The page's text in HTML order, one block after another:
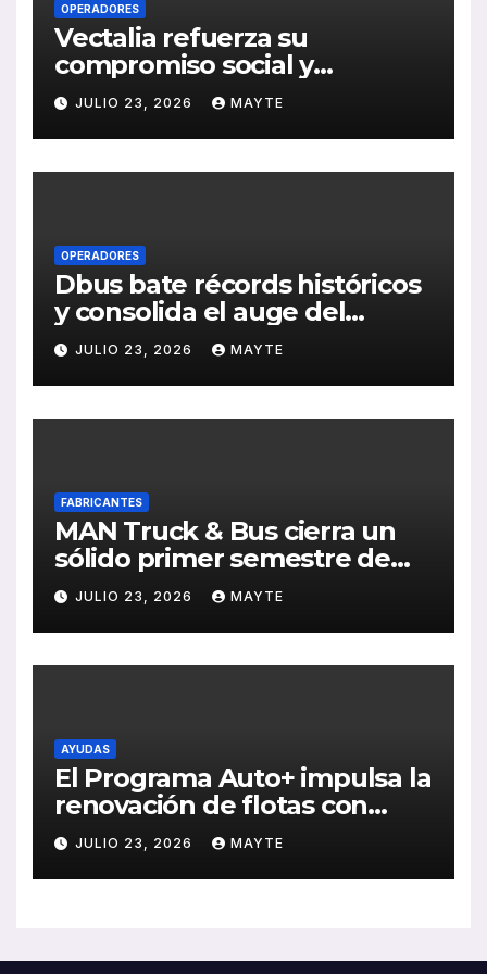
OPERADORES
Vectalia refuerza su
compromiso social y
medioambiental con la
publicación de su Memoria
de RSC 2025
JULIO 23, 2026 MAYTE
OPERADORES
Dbus bate récords históricos
y consolida el auge del
transporte público en San
Sebastián
JULIO 23, 2026 MAYTE
FABRICANTES
MAN Truck & Bus cierra un
sólido primer semestre de
2026 con crecimiento en
ventas, pedidos y
rentabilidad
JULIO 23, 2026 MAYTE
AYUDAS
El Programa Auto+ impulsa la
renovación de flotas con
ayudas a vehículos eléctricos
ligeros
JULIO 23, 2026 MAYTE